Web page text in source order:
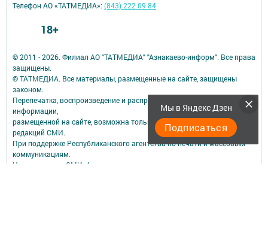
Мы в Яндекс Дзен
Подписаться
© 2011 - 2026. Филиал АО "ТАТМЕДИА" "Азнакаево-информ". Все права
защищены.
© ТАТМЕДИА. Все материалы, размещенные на сайте, защищены
законом.
Перепечатка, воспроизведение и распространение в любом объеме
информации,
размещенной на сайте, возможна только с письменного согласия
редакций СМИ.
При поддержке Республиканского агентства по печати и массовым
коммуникациям.
Наименование СМИ: Азнакаево
Телефон АО «ТАТМЕДИА»:(843) 222 09 84
18+